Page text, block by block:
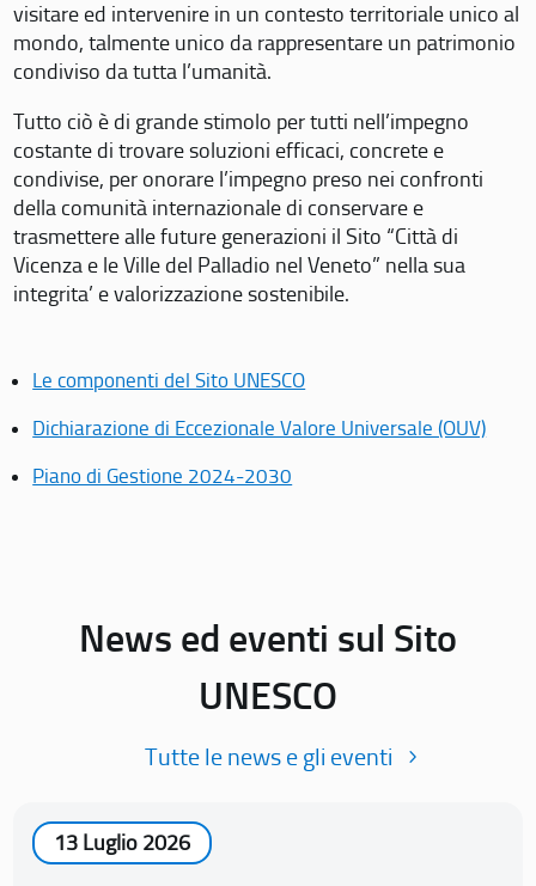
visitare ed intervenire in un contesto territoriale unico al
mondo, talmente unico da rappresentare un patrimonio
condiviso da tutta l’umanità.
Tutto ciò è di grande stimolo per tutti nell’impegno
costante di trovare soluzioni efficaci, concrete e
condivise, per onorare l’impegno preso nei confronti
della comunità internazionale di conservare e
trasmettere alle future generazioni il Sito “Città di
Vicenza e le Ville del Palladio nel Veneto” nella sua
integrita’ e valorizzazione sostenibile.
Le componenti del Sito UNESCO
Dichiarazione di Eccezionale Valore Universale (OUV)
Piano di Gestione 2024-2030
News ed eventi sul Sito
UNESCO
Tutte le news e gli eventi
13 Luglio 2026